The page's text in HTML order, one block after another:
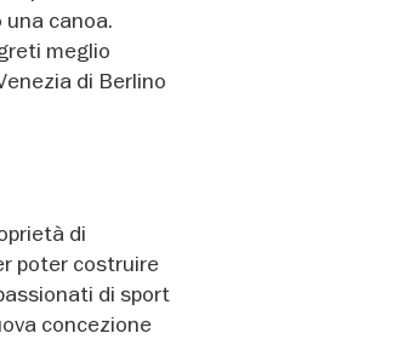
canoa.
meglio
di Berlino
di
poter costruire
di sport
concezione